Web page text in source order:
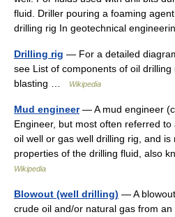
fluid. Driller pouring a foaming
drilling rig In geotechnical
Drilling rig — For a detailed
see List of components of oil
blasting …
Wikipedia
Mud engineer— A mud engineer
Engineer, but most often referred
oil well or gas well drilling rig, and
properties of the drilling fluid, also
Wikipedia
Blowout (well drilling) — A
crude oil and/or natural gas from